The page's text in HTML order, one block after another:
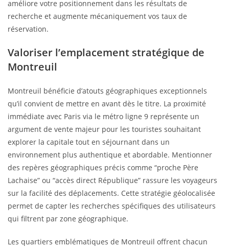
améliore votre positionnement dans les résultats de
recherche et augmente mécaniquement vos taux de
réservation.
Valoriser l’emplacement stratégique de
Montreuil
Montreuil bénéficie d’atouts géographiques exceptionnels
qu’il convient de mettre en avant dès le titre. La proximité
immédiate avec Paris via le métro ligne 9 représente un
argument de vente majeur pour les touristes souhaitant
explorer la capitale tout en séjournant dans un
environnement plus authentique et abordable. Mentionner
des repères géographiques précis comme “proche Père
Lachaise” ou “accès direct République” rassure les voyageurs
sur la facilité des déplacements. Cette stratégie géolocalisée
permet de capter les recherches spécifiques des utilisateurs
qui filtrent par zone géographique.
Les quartiers emblématiques de Montreuil offrent chacun